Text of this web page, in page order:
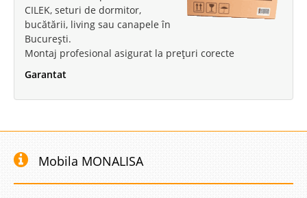
CILEK, seturi de dormitor,
bucătării, living sau canapele în
București.
Montaj profesional asigurat la prețuri corecte
Garantat
Mobila MONALISA